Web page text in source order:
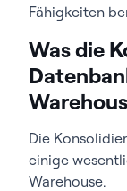
Fähigkeiten
Was die
Die
einige
Warehouse.